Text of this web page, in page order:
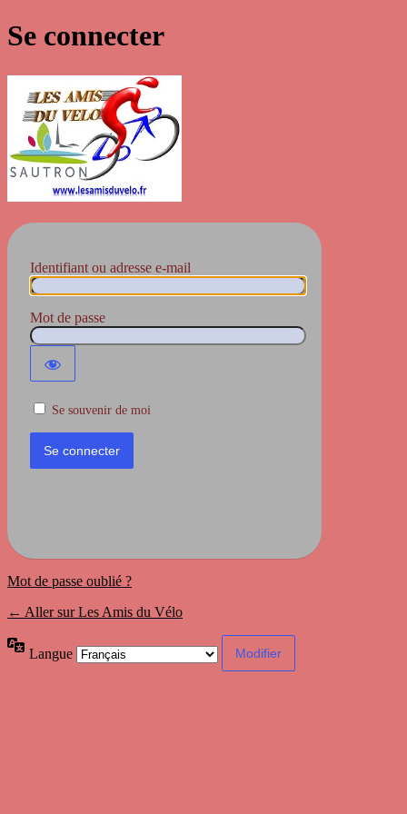
Se connecter
Identifiant ou adresse e-mail
Mot de passe
Se souvenir de moi
Mot de passe oublié ?
← Aller sur Les Amis du Vélo
Langue